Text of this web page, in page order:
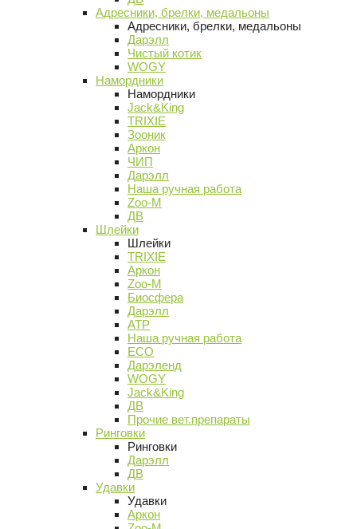
Адресники, брелки, медальоны
Адресники, брелки, медальоны
Дарэлл
Чистый котик
WOGY
Намордники
Намордники
Jack&King
TRIXIE
Зооник
Аркон
ЧИП
Дарэлл
Наша ручная работа
Zoo-M
ДВ
Шлейки
Шлейки
TRIXIE
Аркон
Zoo-M
Биосфера
Дарэлл
АТР
Наша ручная работа
ECO
Дарэленд
WOGY
Jack&King
ДВ
Прочие вет.препараты
Ринговки
Ринговки
Дарэлл
ДВ
Удавки
Удавки
Аркон